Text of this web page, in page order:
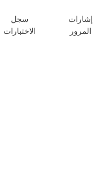
إشارات
المرور
سجل
الاختبارات